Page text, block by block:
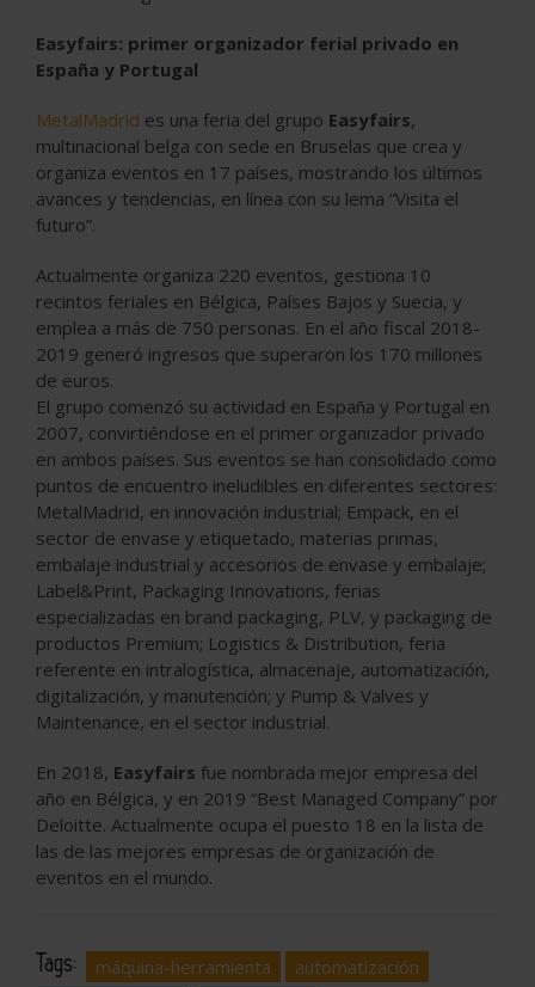
Easyfairs: primer organizador ferial privado en
España y Portugal
MetalMadrid es una feria del grupo Easyfairs,
multinacional belga con sede en Bruselas que crea y
organiza eventos en 17 países, mostrando los últimos
avances y tendencias, en línea con su lema “Visita el
futuro”.
Actualmente organiza 220 eventos, gestiona 10
recintos feriales en Bélgica, Países Bajos y Suecia, y
emplea a más de 750 personas. En el año fiscal 2018-
2019 generó ingresos que superaron los 170 millones
de euros.
El grupo comenzó su actividad en España y Portugal en
2007, convirtiéndose en el primer organizador privado
en ambos países. Sus eventos se han consolidado como
puntos de encuentro ineludibles en diferentes sectores:
MetalMadrid, en innovación industrial; Empack, en el
sector de envase y etiquetado, materias primas,
embalaje industrial y accesorios de envase y embalaje;
Label&Print, Packaging Innovations, ferias
especializadas en brand packaging, PLV, y packaging de
productos Premium; Logistics & Distribution, feria
referente en intralogística, almacenaje, automatización,
digitalización, y manutención; y Pump & Valves y
Maintenance, en el sector industrial.
En 2018, Easyfairs fue nombrada mejor empresa del
año en Bélgica, y en 2019 “Best Managed Company” por
Deloitte. Actualmente ocupa el puesto 18 en la lista de
las de las mejores empresas de organización de
eventos en el mundo.
Tags: máquina-herramienta
automatización